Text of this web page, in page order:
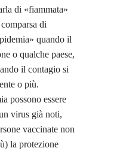
di «fiammata»
di
quando il
o qualche paese,
il contagio si
o più.
possono essere
virus già noti,
vaccinate non
la protezione